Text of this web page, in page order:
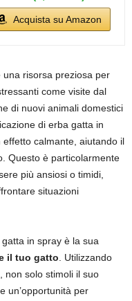
Acquista su Amazon
una risorsa preziosa per
come visite dal
di nuovi animali domestici
di erba gatta in
calmante, aiutando il
Questo è particolarmente
più ansiosi o timidi,
situazioni
in spray è la sua
il tuo gatto . Utilizzando
non solo stimoli il suo
un’opportunità per